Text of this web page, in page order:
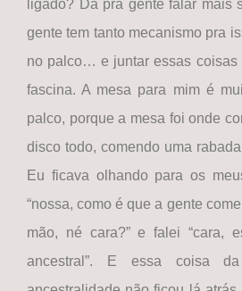
ligado? Dá pra gente falar mais
gente tem tanto mecanismo pra
no palco… e juntar essas coisas
fascina. A mesa para mim é
palco, porque a mesa foi onde
disco todo, comendo uma
Eu ficava olhando para os
“nossa, como é que a gente
mão, né cara?” e falei “cara,
ancestral”. E essa coisa